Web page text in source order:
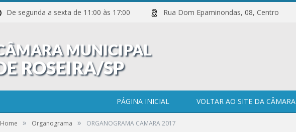
De segunda a sexta de 11:00 às 17:00 Rua Dom Epaminondas, 08, Centro
PÁGINA INICIAL VOLTAR AO SITE DA CÂMARA
Home » Organograma » ORGANOGRAMA CAMARA 2017